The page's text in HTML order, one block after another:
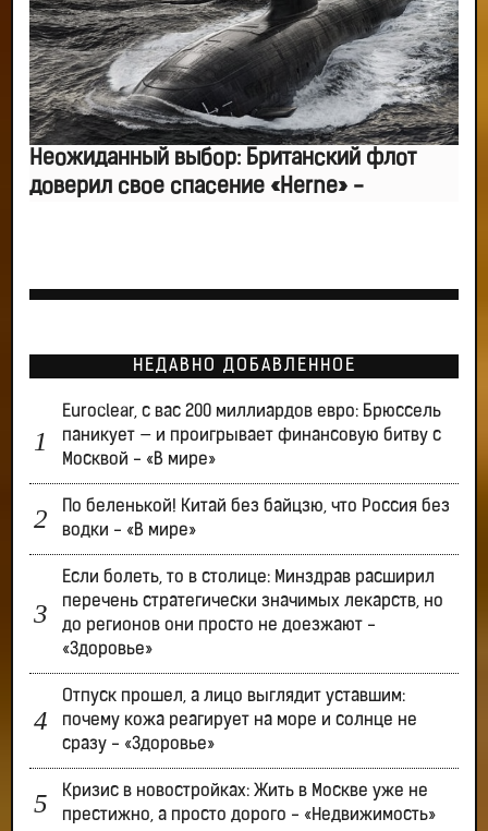
Неожиданный выбор: Британский флот
доверил свое спасение «Herne» -
НЕДАВНО ДОБАВЛЕННОЕ
Euroclear, с вас 200 миллиардов евро: Брюссель
паникует — и проигрывает финансовую битву с
Москвой - «В мире»
По беленькой! Китай без байцзю, что Россия без
водки - «В мире»
Если болеть, то в столице: Минздрав расширил
перечень стратегически значимых лекарств, но
до регионов они просто не доезжают -
«Здоровье»
Отпуск прошел, а лицо выглядит уставшим:
почему кожа реагирует на море и солнце не
сразу - «Здоровье»
Кризис в новостройках: Жить в Москве уже не
престижно, а просто дорого - «Недвижимость»